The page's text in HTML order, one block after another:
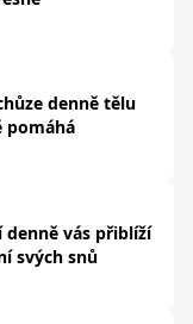
denně tělu
pomáhá
vás přiblíží
svých snů